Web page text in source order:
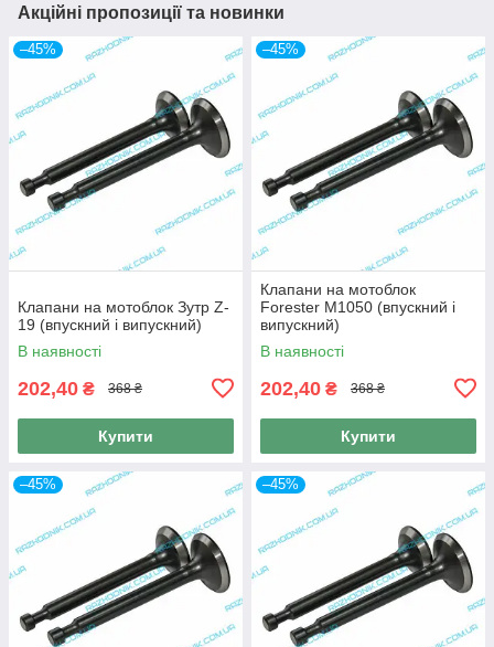
Акційні пропозиції та новинки
–45%
Клапани на мотоблок Зутр Z-
19 (впускний і випускний)
В наявності
202,40 ₴ 368 ₴
Купити
–45%
Клапани на мотоблок
Forester M1050 (впускний і
випускний)
В наявності
202,40 ₴ 368 ₴
Купити
–45% –45%